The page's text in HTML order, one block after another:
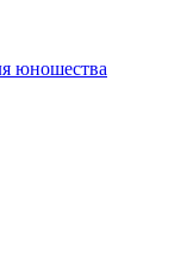
юношества